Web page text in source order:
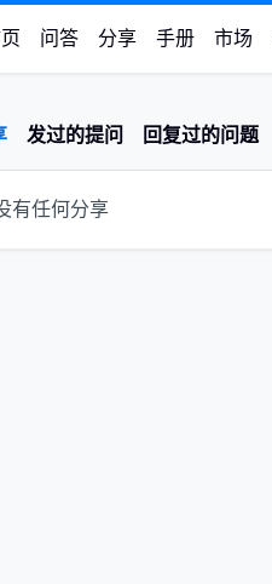
问答 分享 手册 市场
发过的提问 回复过的问题
有任何分享